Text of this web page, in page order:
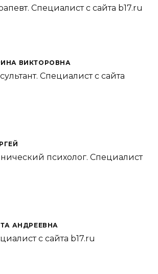
Специалист с сайта b17.ru
ВИКТОРОВНА
Специалист с сайта
психолог. Специалист
АНДРЕЕВНА
с сайта b17.ru